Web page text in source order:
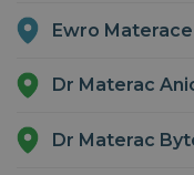
Ewro
Dr Materac
Dr Materac